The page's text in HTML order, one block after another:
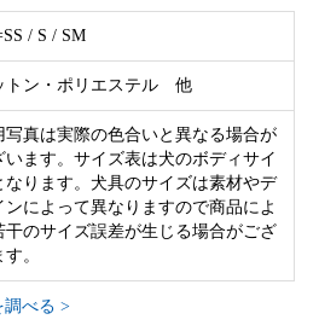
/ S / SM
トン・ポリエステル 他
写真は実際の色合いと異なる場合が
います。サイズ表は犬のボディサイ
なります。犬具のサイズは素材やデ
ンによって異なりますので商品によ
干のサイズ誤差が生じる場合がござ
。
調べる >